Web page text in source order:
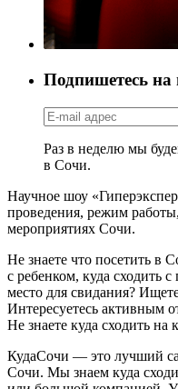
Подпишетесь на
Раз в неделю мы
в Сочи.
Научное шоу
проведения, режим
мероприятиях Сочи.
Не знаете что посетить в
с ребенком, куда сходить
место для свидания?
Интересуетесь активным
Не знаете куда сходить
КудаСочи — это лучший
Сочи. Мы знаем куда